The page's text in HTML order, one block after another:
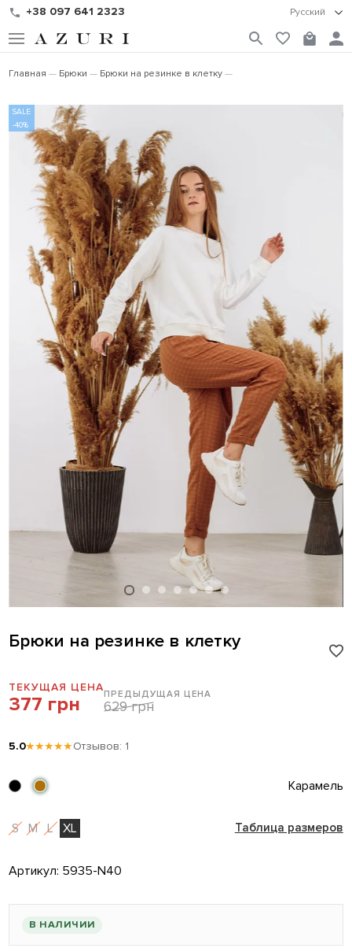
+38 097 641 2323 Русский
Главная Брюки Брюки на резинке в клетку
Брюки на резинке в клетку
ТЕКУЩАЯ ЦЕНА
377 грн ПРЕДЫДУЩАЯ ЦЕНА
629 грн
5.0★★★★★Отзывов: 1
Карамель
S M L XL Таблица размеров
Артикул: 5935-N40
В НАЛИЧИИ